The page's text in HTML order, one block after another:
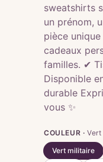
sweatshirts
un prénom,
pièce
cadeaux
familles. ✔
Disponible
durable
vous ✨
COULEUR ·
Vert militaire